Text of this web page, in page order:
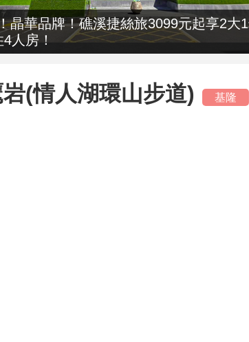
晶華品牌！礁溪捷絲旅3099元起享2大
4人房！
(情人湖環山步道) 基隆